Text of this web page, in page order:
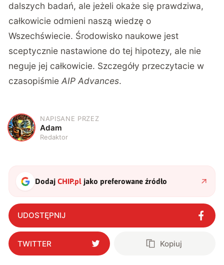
dalszych badań, ale jeżeli okaże się prawdziwa,
całkowicie odmieni naszą wiedzę o
Wszechświecie. Środowisko naukowe jest
sceptycznie nastawione do tej hipotezy, ale nie
neguje jej całkowicie. Szczegóły przeczytacie w
czasopiśmieAIP Advances.
A
NAPISANE PRZEZ
Adam
Redaktor
DodajCHIP.pl jako preferowane źródło
UDOSTĘPNIJ
TWITTER Kopiuj